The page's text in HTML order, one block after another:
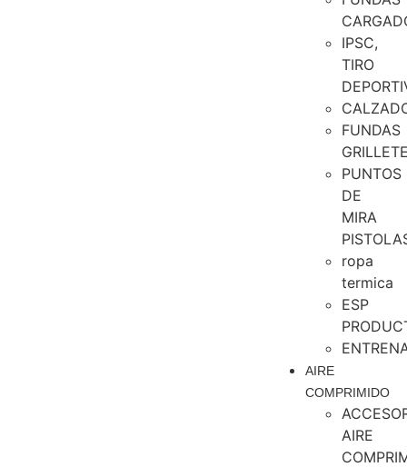
IPSC,
TIRO
FUNDAS
PUNTOS
DE
MIRA
ropa
termica
ESP
AIRE
COMPRIMIDO
AIRE